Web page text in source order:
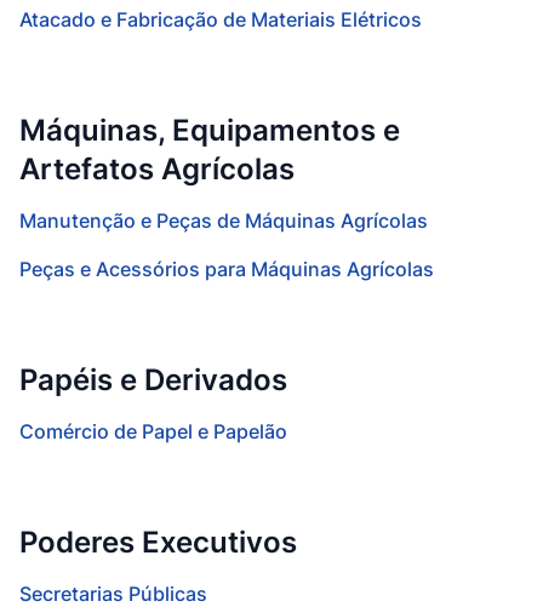
Atacado e Fabricação de Materiais Elétricos
Máquinas, Equipamentos e
Artefatos Agrícolas
Manutenção e Peças de Máquinas Agrícolas
Peças e Acessórios para Máquinas Agrícolas
Papéis e Derivados
Comércio de Papel e Papelão
Poderes Executivos
Secretarias Públicas